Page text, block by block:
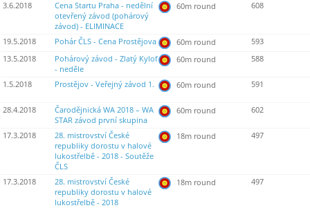
3.6.2018
Cena Startu Praha - nedělní
otevřený závod (pohárový
závod) - ELIMINACE
60m round 608
19.5.2018 Pohár ČLS - Cena Prostějova 60m round
593
13.5.2018
Pohárový závod - Zlatý Kylof
- neděle
60m round 588
1.5.2018 Prostějov - Veřejný závod 1. 60m round 591
28.4.2018
Čarodějnická WA 2018 – WA
STAR závod první skupina
60m round 602
17.3.2018
28. mistrovství České
republiky dorostu v halové
lukostřelbě - 2018 - Soutěže
ČLS
18m round 497
17.3.2018
28. mistrovství České
republiky dorostu v halové
lukostřelbě - 2018
18m round 497